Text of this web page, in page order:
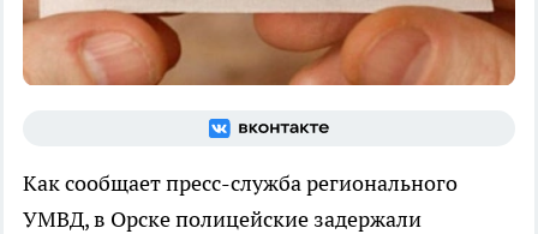
Как сообщает пресс-служба регионального
УМВД, в Орске полицейские задержали